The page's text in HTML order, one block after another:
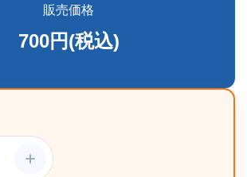
販売価格
700円(税込)